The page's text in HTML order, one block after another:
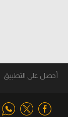
أحصل على التطبيق